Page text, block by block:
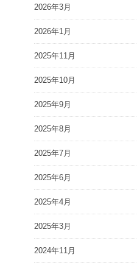
2026年3月
2026年1月
2025年11月
2025年10月
2025年9月
2025年8月
2025年7月
2025年6月
2025年4月
2025年3月
2024年11月